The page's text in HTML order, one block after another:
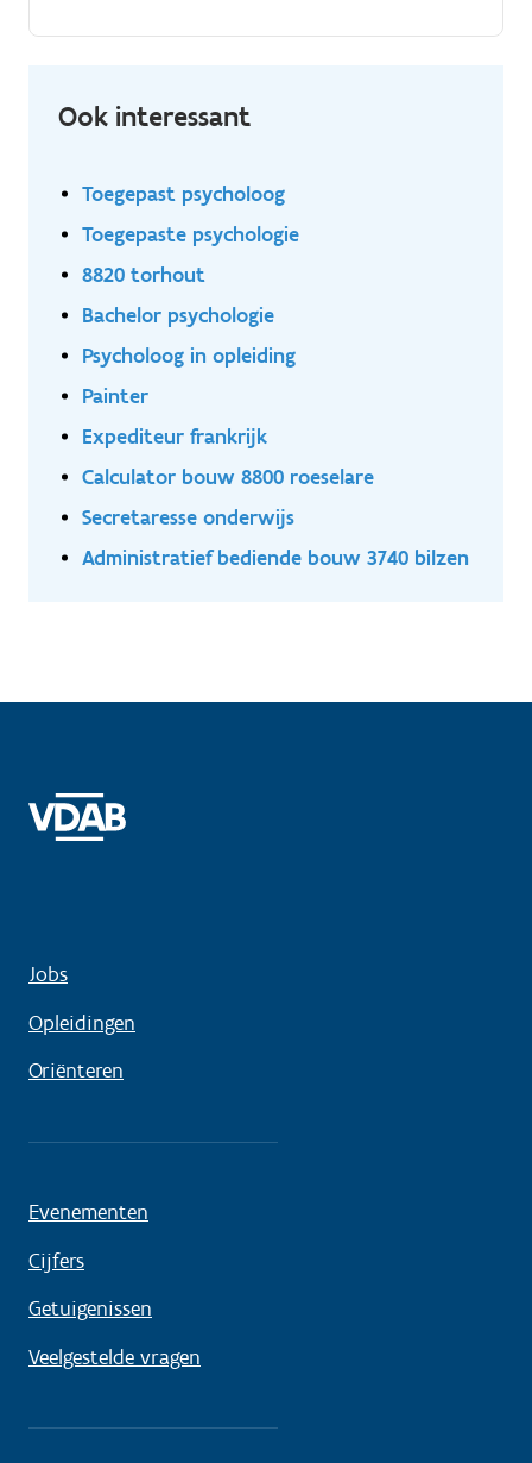
van een teamwerking kan meepikken Je beheert je
cliënten. We organiseren op heel regelmatige basis
intervisiemomenten en steunen elkaar als collega’s De
ingericht en therapeutisch (spel)materiaal is
Ook interessant
Toegepast psycholoog
Toegepaste psychologie
8820 torhout
Bachelor psychologie
Psycholoog in opleiding
Painter
Expediteur frankrijk
Calculator bouw 8800 roeselare
Secretaresse onderwijs
Administratief bediende bouw 3740 bilzen
Jobs
Opleidingen
Oriënteren
Evenementen
Cijfers
Getuigenissen
Veelgestelde vragen